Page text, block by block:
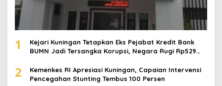
1
Kejari Kuningan Tetapkan Eks Pejabat Kredit Bank
BUMN Jadi Tersangka Korupsi, Negara Rugi Rp529
2
Kemenkes RI Apresiasi Kuningan, Capaian Intervensi
Pencegahan Stunting Tembus 100 Persen